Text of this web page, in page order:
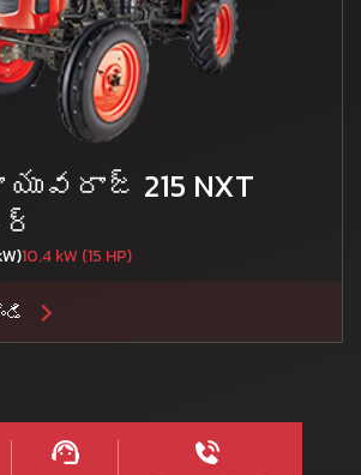
215 NXT
10.4 kW (15 HP)